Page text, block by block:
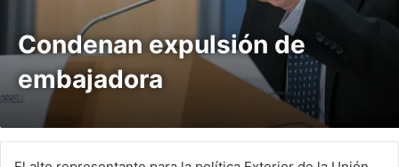
Condenan expulsión de
embajadora